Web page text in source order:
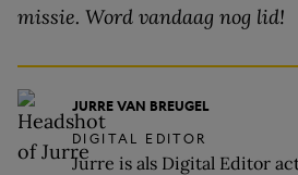
missie. Word vandaag nog lid!
JURRE VAN BREUGEL
DIGITAL EDITOR
Jurre is als Digital Editor